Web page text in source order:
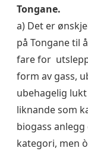
Tongane.
a) Det er
på Tongane til
fare for
form av gass,
ubehagelig
liknande som
biogass
kategori, men